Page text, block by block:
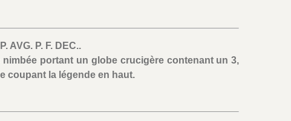
AVG. P. F. DEC..
nimbée portant un globe crucigère contenant un 3,
coupant la légende en haut.